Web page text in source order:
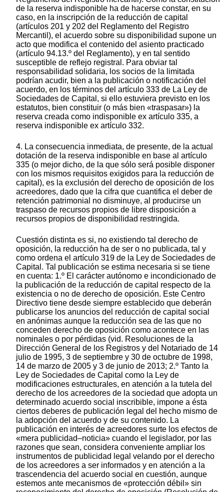
de la reserva indisponible ha de hacerse constar, en su
caso, en la inscripción de la reducción de capital
(artículos 201 y 202 del Reglamento del Registro
Mercantil), el acuerdo sobre su disponibilidad supone un
acto que modifica el contenido del asiento practicado
(artículo 94.13.º del Reglamento), y en tal sentido
susceptible de reflejo registral. Para obviar tal
responsabilidad solidaria, los socios de la limitada
podrían acudir, bien a la publicación o notificación del
acuerdo, en los términos del artículo 333 de La Ley de
Sociedades de Capital, si ello estuviera previsto en los
estatutos, bien constituir (o más bien «traspasar») la
reserva creada como indisponible ex artículo 335, a
reserva indisponible ex artículo 332.
4. La consecuencia inmediata, de presente, de la actual
dotación de la reserva indisponible en base al artículo
335 (o mejor dicho, de la que sólo será posible disponer
con los mismos requisitos exigidos para la reducción de
capital), es la exclusión del derecho de oposición de los
acreedores, dado que la cifra que cuantifica el deber de
retención patrimonial no disminuye, al producirse un
traspaso de recursos propios de libre disposición a
recursos propios de disponibilidad restringida.
Cuestión distinta es si, no existiendo tal derecho de
oposición, la reducción ha de ser o no publicada, tal y
como ordena el artículo 319 de la Ley de Sociedades de
Capital. Tal publicación se estima necesaria si se tiene
en cuenta: 1.º El carácter autónomo e incondicionado de
la publicación de la reducción de capital respecto de la
existencia o no de derecho de oposición. Este Centro
Directivo tiene desde siempre establecido que deberán
publicarse los anuncios del reducción de capital social
en anónimas aunque la reducción sea de las que no
conceden derecho de oposición como acontece en las
nominales o por pérdidas (vid. Resoluciones de la
Dirección General de los Registros y del Notariado de 14
julio de 1995, 3 de septiembre y 30 de octubre de 1998,
14 de marzo de 2005 y 3 de junio de 2013; 2.º Tanto la
Ley de Sociedades de Capital como la Ley de
modificaciones estructurales, en atención a la tutela del
derecho de los acreedores de la sociedad que adopta un
determinado acuerdo social inscribible, impone a ésta
ciertos deberes de publicación legal del hecho mismo de
la adopción del acuerdo y de su contenido. La
publicación en interés de acreedores surte los efectos de
«mera publicidad–noticia» cuando el legislador, por las
razones que sean, considera conveniente ampliar los
instrumentos de publicidad legal velando por el derecho
de los acreedores a ser informados y en atención a la
trascendencia del acuerdo social en cuestión, aunque
estemos ante mecanismos de «protección débil» sin